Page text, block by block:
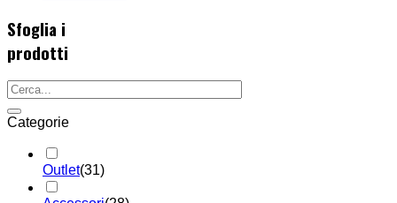
Sfoglia i
prodotti
Categorie
Outlet(31)